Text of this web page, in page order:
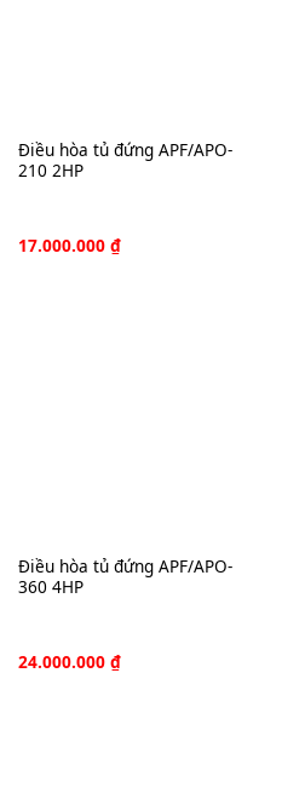
Điều hòa tủ đứng APF/APO-
210 2HP
17.000.000 ₫
Điều hòa tủ đứng APF/APO-
360 4HP
24.000.000 ₫